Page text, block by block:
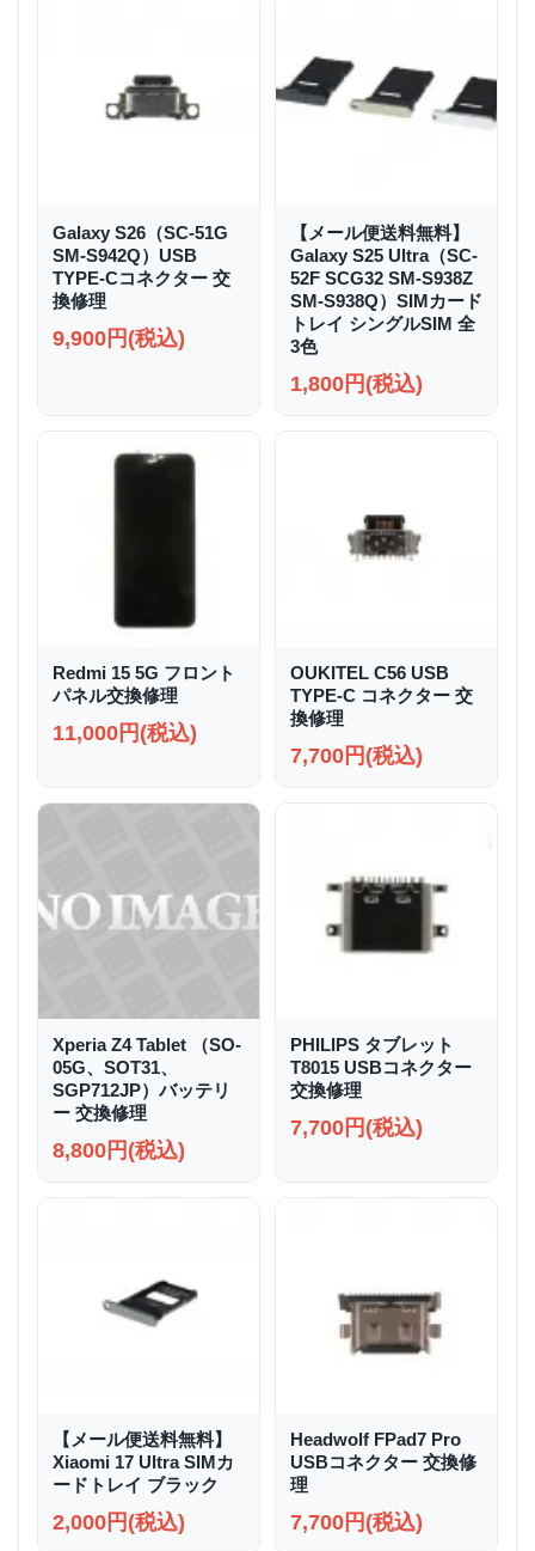
Galaxy S26（SC-51G
SM-S942Q）USB
TYPE-Cコネクター 交
換修理
9,900円(税込)
【メール便送料無料】
Galaxy S25 Ultra（SC-
52F SCG32 SM-S938Z
SM-S938Q）SIMカード
トレイ シングルSIM 全
3色
1,800円(税込)
Redmi 15 5G フロント
パネル交換修理
11,000円(税込)
OUKITEL C56 USB
TYPE-C コネクター 交
換修理
7,700円(税込)
Xperia Z4 Tablet （SO-
05G、SOT31、
SGP712JP）バッテリ
ー 交換修理
8,800円(税込)
PHILIPS タブレット
T8015 USBコネクター
交換修理
7,700円(税込)
【メール便送料無料】
Xiaomi 17 Ultra SIMカ
ードトレイ ブラック
2,000円(税込)
Headwolf FPad7 Pro
USBコネクター 交換修
理
7,700円(税込)